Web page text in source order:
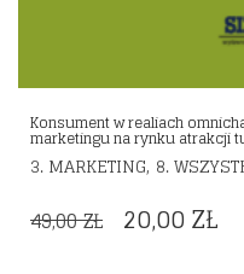
Konsument w realiach
marketingu na rynku atrakcji
3. MARKETING, 8.
49,00ZŁ ORIGINAL
20,00ZŁ